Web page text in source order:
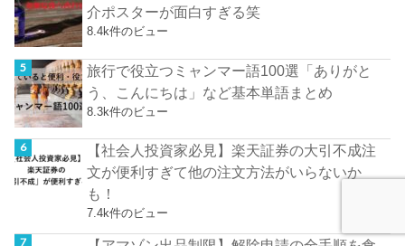
介ポスターが面白すぎる笑
8.4k件のビュー
旅行で役立つミャンマー語100選「ありがと
う、こんにちは」など基本単語まとめ
8.3k件のビュー
【社会人投資家必見】楽天証券の大引不成注
文が便利すぎて他の注文方法がいらないか
も！
7.4k件のビュー